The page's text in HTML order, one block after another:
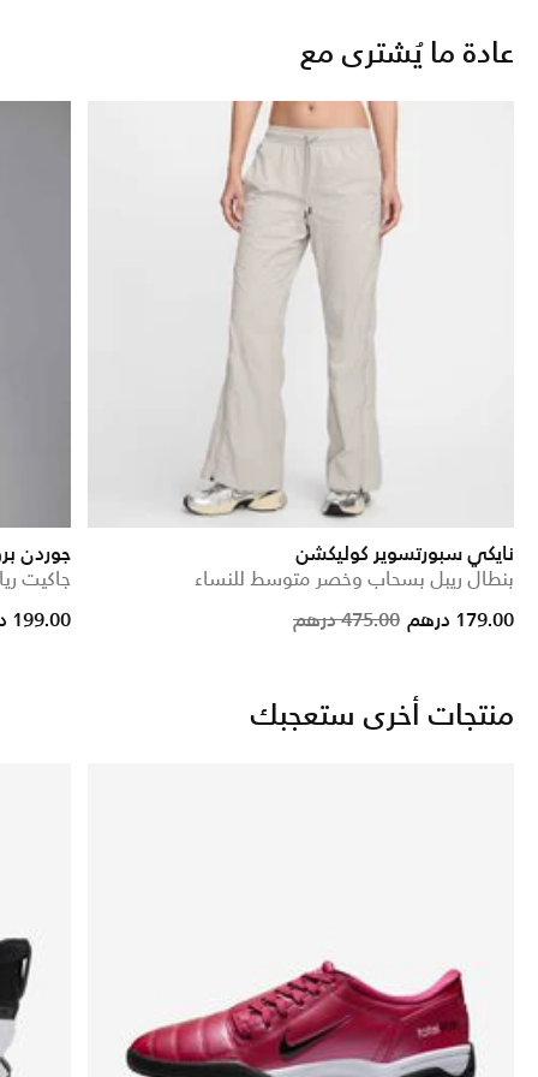
عادة ما يُشترى مع
نايكي سبورتسوير كوليكشن
بنطال ريبل بسحاب وخصر متوسط للنساء
Price reduced from
475.00 درهم
to 179.00 درهم
جوردن
جاكيت
from
199.00 درهم
منتجات أخرى ستعجبك